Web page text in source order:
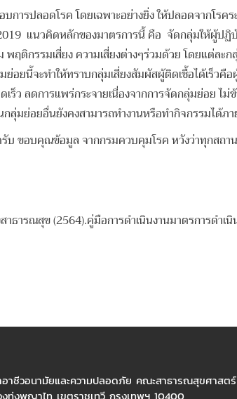
การปลอดโรค โดยเฉพาะอย่างยิ่ง ให้ปลอดจากโร
แนวคิดหลักของมาตรการนี้ คือ จัดกลุ่มให้ผู้ป
พฤติกรรมเสี่ยง ความเสี่ยงต่างๆร่วมด้วย โดยแต่
ย่อยนี้จะทำให้ทราบกลุ่มเสี่ยงสัมผัสผู้ติดเชื้อได้เร็ว
ดเร็ว ลดการแพร่กระจายเนื่องจากการจัดกลุ่มย่อ
ลุ่มย่อยอื่นยังคงสามารถทำงานหรือทำกิจกรรมได้
ขอบคุณข้อมูล จากกรมควบคุมโรค หวังว่าทุกสถา
รณสุข (2564).คู่มือการดำเนินงานมาตรการดำเ
าชีวอนามัยและความปลอดภัย คณะสาธารณสุขศาสตร์